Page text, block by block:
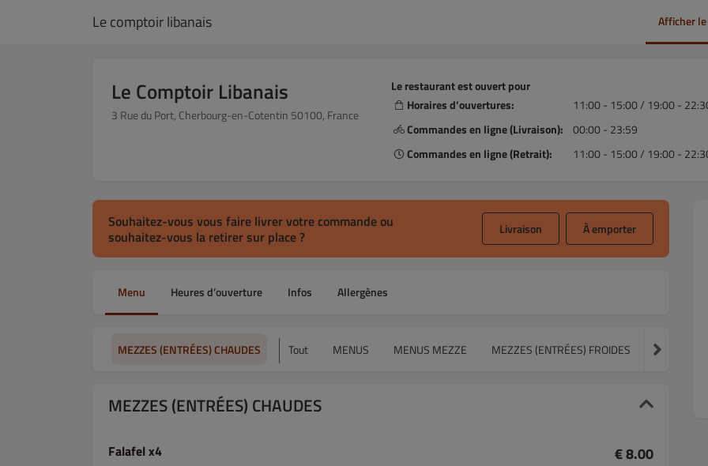
Le comptoir libanais Afficher
Le Comptoir Libanais
3 Rue du Port, Cherbourg-en-Cotentin 50100, France
Le restaurant est ouvert pour
Horaires d’ouvertures:
11:00 - 15:00 / 19:00 -
Commandes en ligne (Livraison):
00:00 - 23:59
Commandes en ligne (Retrait):
11:00 - 15:00 / 19:00 -
Souhaitez-vous vous faire livrer votre commande ou
souhaitez-vous la retirer sur place ?
Livraison À emporter
Menu Heures d’ouverture Infos Allergènes
MEZZES (ENTRÉES) CHAUDES Tout MENUS MENUS MEZZE MEZZES (ENTRÉES) FROIDES MEZZES
MEZZES (ENTRÉES) CHAUDES
Falafel x4 € 8.00